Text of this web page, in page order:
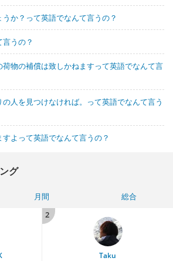
か？って英語でなんて言うの？
うの？
物の補償は致しかねますって英語でなんて言
人を見つけなければ。って英語でなんて言う
よって英語でなんて言うの？
グ
月間
総合
2
Taku